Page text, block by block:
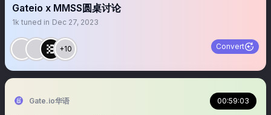
Gateio x MMSS圆桌讨论
1k tuned in Dec 27, 2023
+10 Convert
Gate.io华语 00:59:03